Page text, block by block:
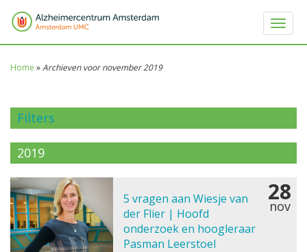
Toggle
Home »Archieven voor november 2019
Filters
2019
5 vragen aan Wiesje van
der Flier | Hoofd
onderzoek en hoogleraar
Pasman Leerstoel
28
nov